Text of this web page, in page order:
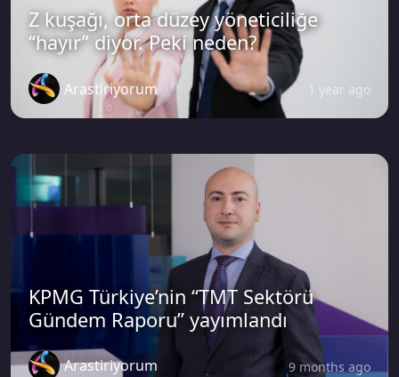
Z kuşağı, orta düzey yöneticiliğe
“hayır” diyor. Peki neden?
Arastiriyorum 1 year ago
KPMG Türkiye’nin “TMT Sektörü
Gündem Raporu” yayımlandı
Arastiriyorum 9 months ago